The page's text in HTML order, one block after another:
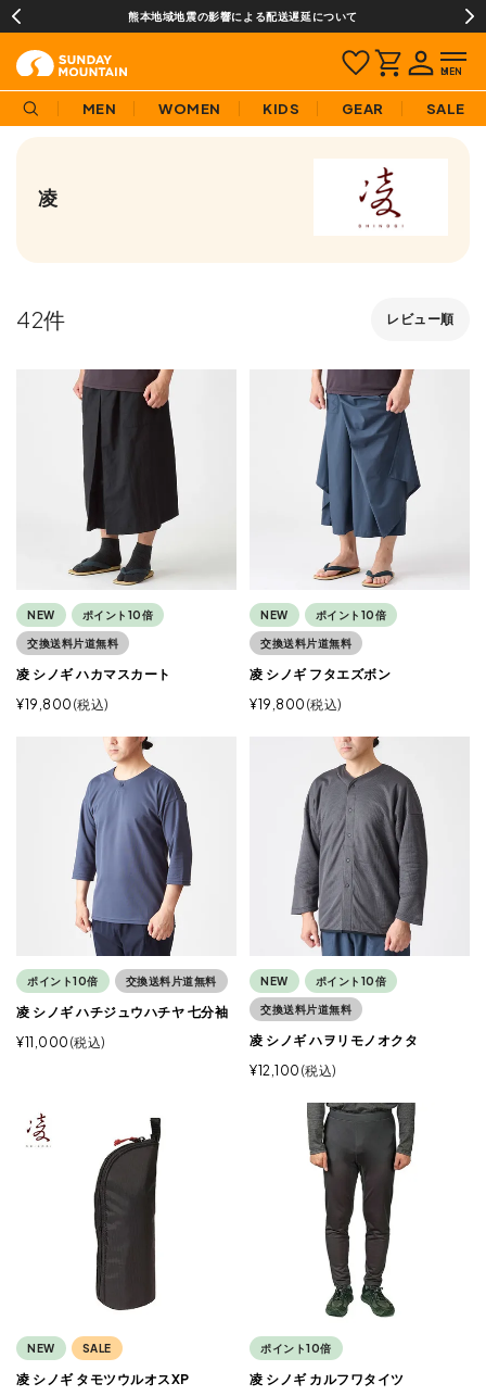
熊本地域地震の影響による配送遅延について
MEN WOMEN KIDS GEAR SALE
凌
レビュー順
42
NEW ポイント10倍
交換送料片道無料
凌 シノギ ハカマスカート
¥19,800 税込
NEW ポイント10倍
交換送料片道無料
凌 シノギ フタエズボン
¥19,800 税込
ポイント10倍 交換送料片道無料
凌 シノギ ハチジュウハチヤ 七分袖
¥11,000 税込
NEW ポイント10倍
交換送料片道無料
凌 シノギ ハヲリモノオクタ
¥12,100 税込
NEW SALE
凌 シノギ タモツウルオスXP
ポイント10倍
凌 シノギ カルフワタイツ